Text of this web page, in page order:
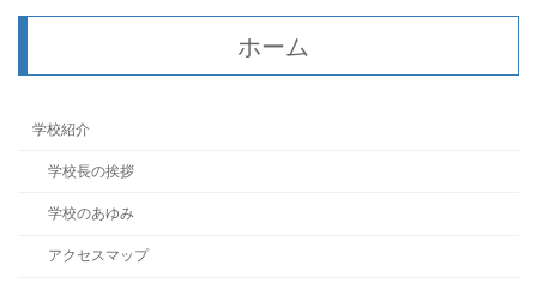
ホーム
学校紹介
学校長の挨拶
学校のあゆみ
アクセスマップ